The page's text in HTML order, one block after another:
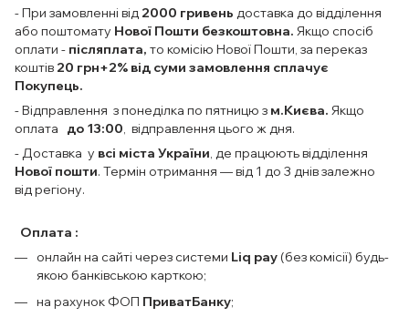
- При замовленні від 2000 гривень доставка до відділення
або поштомату Нової Пошти безкоштовна. Якщо спосіб
оплати - післяплата, то комісію Нової Пошти, за переказ
коштів 20 грн+2% від суми замовлення сплачує
Покупець.
- Відправлення з понеділка по пятницю з м.Києва. Якщо
оплата до 13:00, відправлення цього ж дня.
- Доставка у всі міста України, де працюють відділення
Нової пошти. Термін отримання — від 1 до 3 днів залежно
від регіону.
Оплата :
онлайн на сайті через системи Liq pay (без комісії) будь-
якою банківською карткою;
на рахунок ФОП ПриватБанку;